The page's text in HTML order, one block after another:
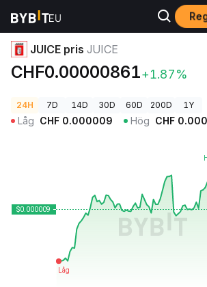
Kryptopriser
JUICE pris JUICE
CHF0.00000861+1.87%
24H 7D 14D 30D 60D 200D 1Y
Låg CHF 0.000009 Hög CHF